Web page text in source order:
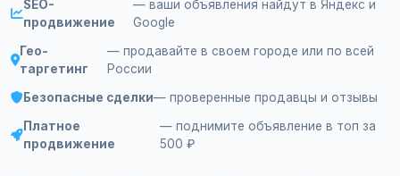
SEO-
продвижение
— ваши объявления найдут в Яндекс и
Google
Гео-
таргетинг
— продавайте в своем городе или по всей
России
Безопасные сделки— проверенные продавцы и отзывы
Платное
продвижение
— поднимите объявление в топ за
500 ₽